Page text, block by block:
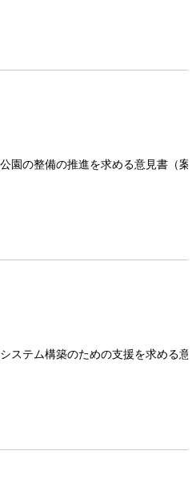
園の整備の推進を求める意見書（案
ステム構築のための支援を求める意